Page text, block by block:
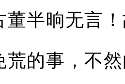
董半晌无言
荒的事，不